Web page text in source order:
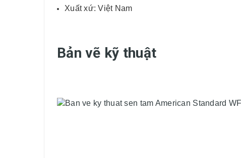
Xuất xứ: Việt Nam
Bản vẽ kỹ thuật